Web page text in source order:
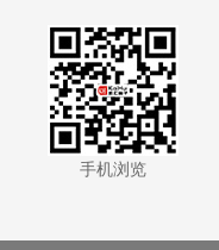
手机浏览